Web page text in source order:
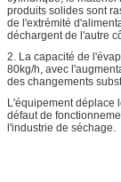
produits solides sont
de l'extrémité
déchargent de l'autre
2. La capacité de
80kg/h, avec
des changements
L'équipement déplace
défaut de
l'industrie de séchage.